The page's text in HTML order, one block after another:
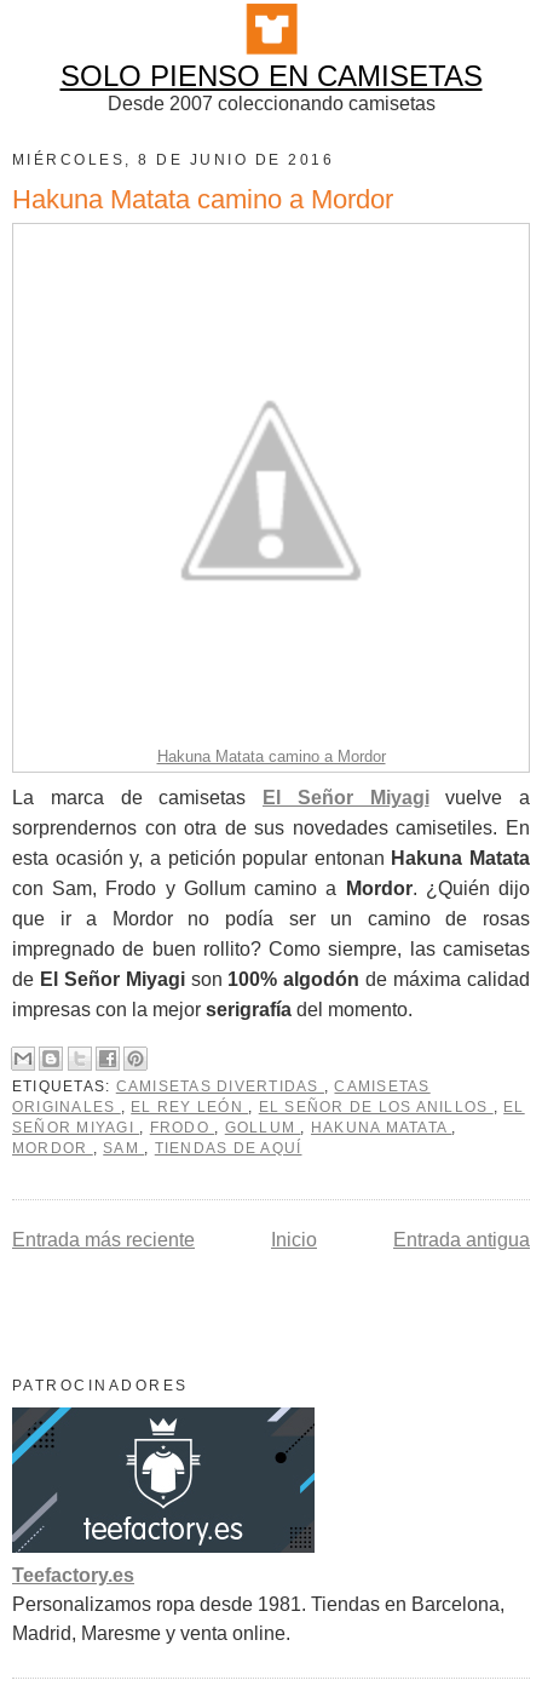
SOLO PIENSO EN CAMISETAS
Desde 2007 coleccionando camisetas
MIÉRCOLES, 8 DE JUNIO DE 2016
Hakuna Matata camino a Mordor
Hakuna Matata camino a Mordor
La marca de camisetas El Señor Miyagivuelve a
sorprendernos con otra de sus novedades camisetiles. En
esta ocasión y, a petición popular entonan Hakuna Matata
con Sam, Frodo y Gollum camino a
Mordor. ¿Quién dijo
que ir a Mordor no podía ser un camino de rosas
impregnado de buen rollito? Como siempre, las camisetas
de El Señor Miyagison 100% algodón de máxima calidad
impresas con la mejor serigrafía del momento.
ETIQUETAS: CAMISETAS DIVERTIDAS ,CAMISETAS
ORIGINALES , EL REY LEÓN , EL SEÑOR DE LOS ANILLOS , EL
SEÑOR MIYAGI , FRODO , GOLLUM , HAKUNA MATATA ,
MORDOR ,SAM , TIENDAS DE AQUÍ
Entrada más reciente Entrada antigua
Inicio
PATROCINADORES
Teefactory.es
Personalizamos ropa desde 1981. Tiendas en Barcelona,
Madrid, Maresme y venta online.